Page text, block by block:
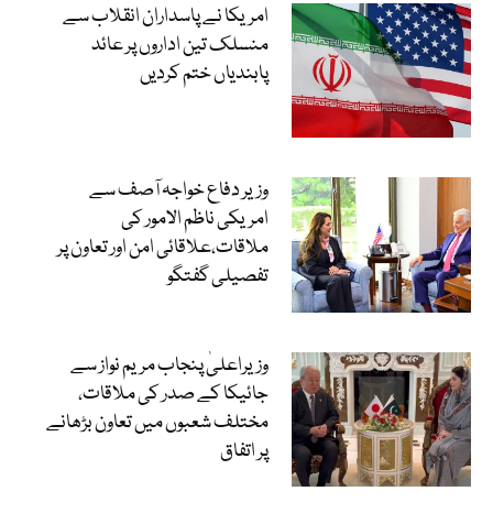
امریکا نے پاسداران انقلاب سے
منسلک تین اداروں پر عائد
پابندیاں ختم کردیں
وزیر دفاع خواجہ آصف سے
امریکی ناظم الامور کی
ملاقات،علاقائی امن اور تعاون پر
تفصیلی گفتگو
وزیراعلیٰ پنجاب مریم نواز سے
جائیکا کے صدر کی ملاقات،
مختلف شعبوں میں تعاون بڑھانے
پر اتفاق